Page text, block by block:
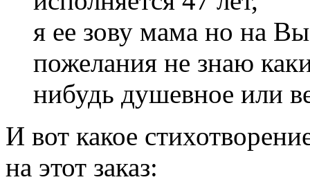
я ее зову мама но на
пожелания не знаю
нибудь душевное или
И вот какое
на этот заказ: